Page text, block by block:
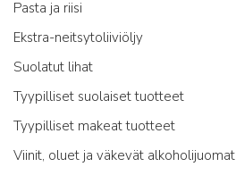
Pasta ja riisi
Ekstra-neitsytoliiviöljy
Suolatut lihat
Tyypilliset suolaiset tuotteet
Tyypilliset makeat tuotteet
Viinit, oluet ja väkevät alkoholijuomat